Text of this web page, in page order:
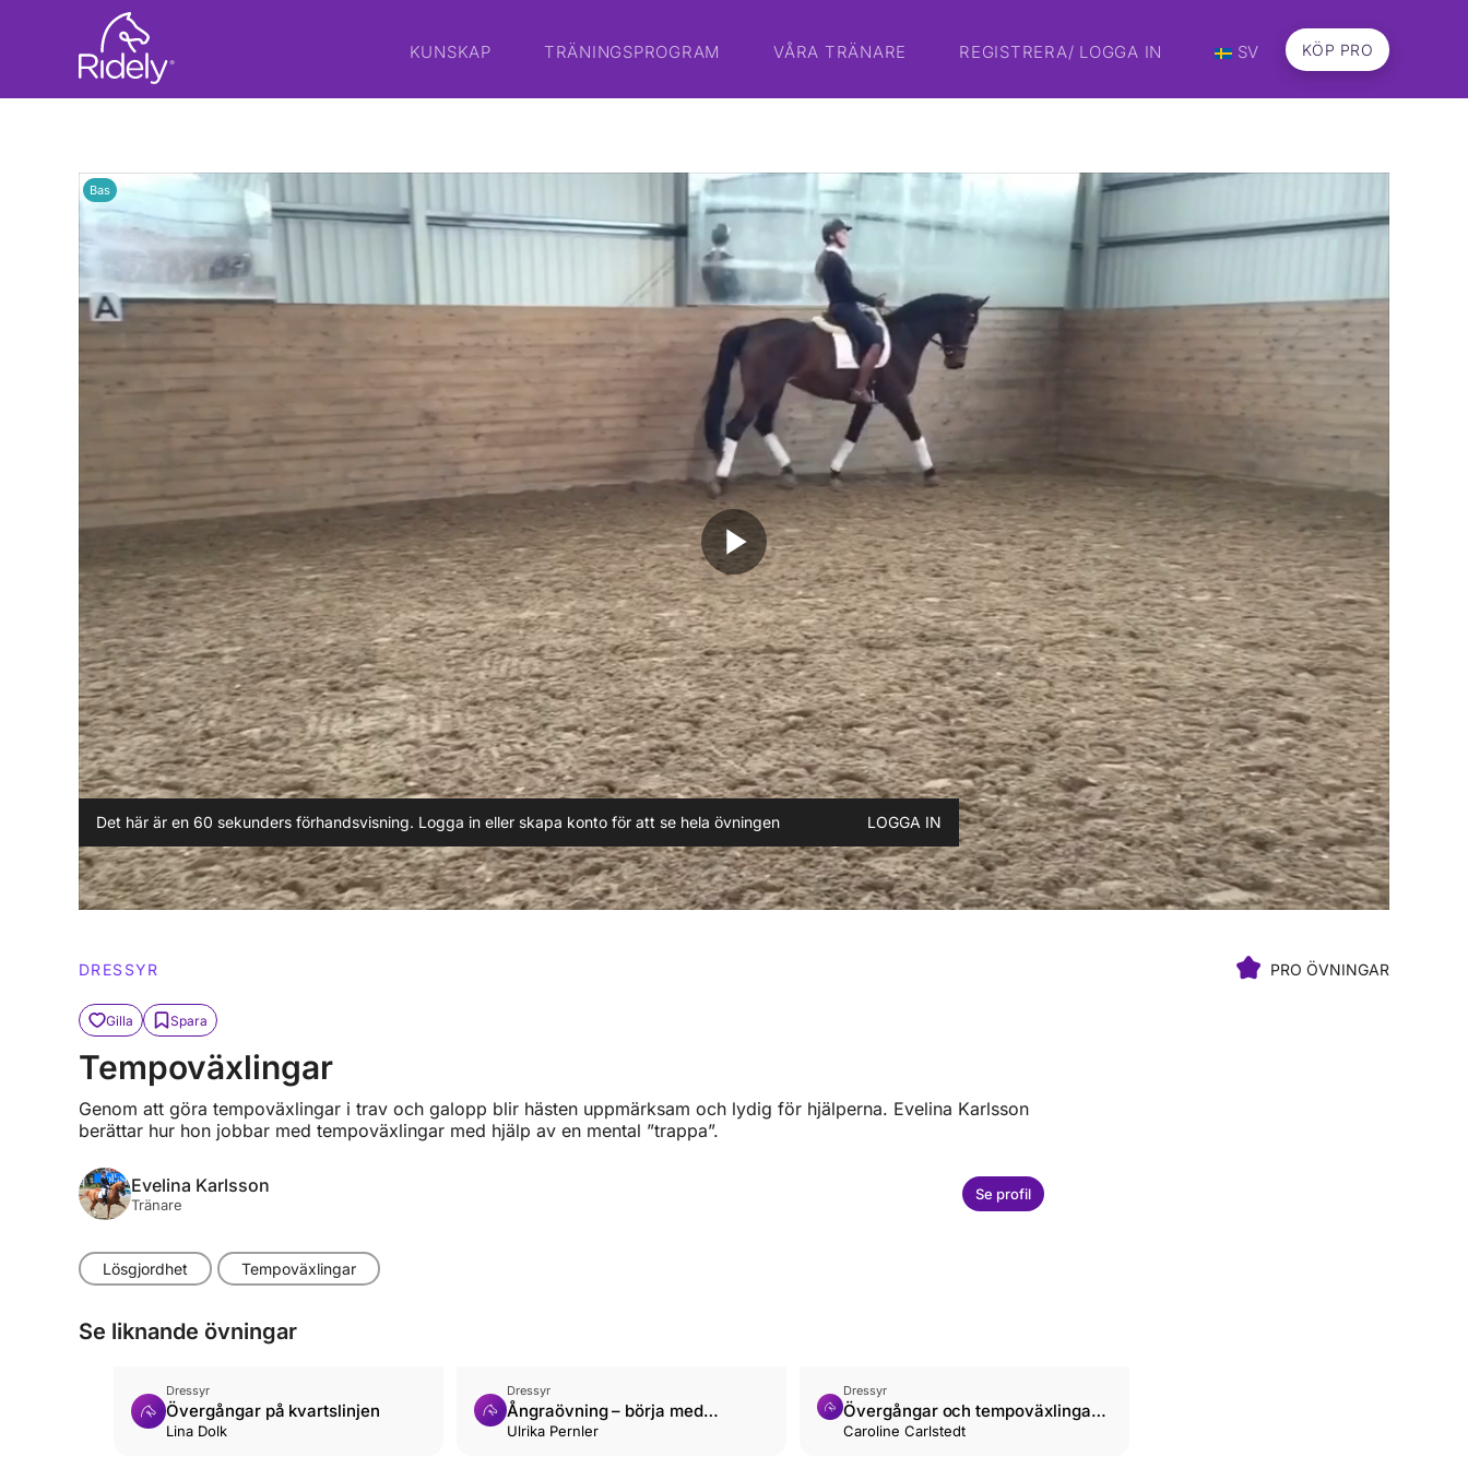
KUNSKAP TRÄNINGSPROGRAM VÅRA TRÄNARE REGISTRERA/ LOGGA IN SV KÖP PRO
play_arrow
Bas
Det här är en 60 sekunders förhandsvisning. Logga in eller skapa konto för att se hela övningen LOGGA IN
DRESSYR PRO ÖVNINGAR
Gilla Spara
Tempoväxlingar
Genom att göra tempoväxlingar i trav och galopp blir hästen uppmärksam och lydig för hjälperna. Evelina Karlsson
berättar hur hon jobbar med tempoväxlingar med hjälp av en mental ”trappa”.
Evelina Karlsson
Tränare
Se profil
Lösgjordhet Tempoväxlingar
Se liknande övningar
Dressyr
Övergångar på kvartslinjen
Lina Dolk
Dressyr
Ångraövning – börja med
halvhalter
Ulrika Pernler
Dressyr
Övergångar och tempoväxlingar
med rak häst
Caroline Carlstedt